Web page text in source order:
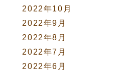
2022年10月
2022年9月
2022年8月
2022年7月
2022年6月